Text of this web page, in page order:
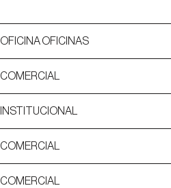
OFICINA OFICINAS
COMERCIAL
INSTITUCIONAL
COMERCIAL
COMERCIAL